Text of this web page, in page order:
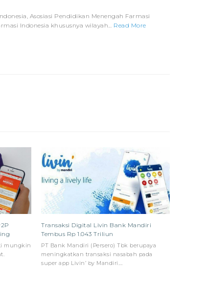
Asosiasi Pendidikan Menengah Farmasi
Indonesia khususnya wilayah… Read More
mungkin
Transaksi Digital Livin Bank Mandiri
Tembus Rp 1.043 Triliun
PT Bank Mandiri (Persero) Tbk berupaya
meningkatkan transaksi nasabah pada
super app Livin’ by Mandiri.…